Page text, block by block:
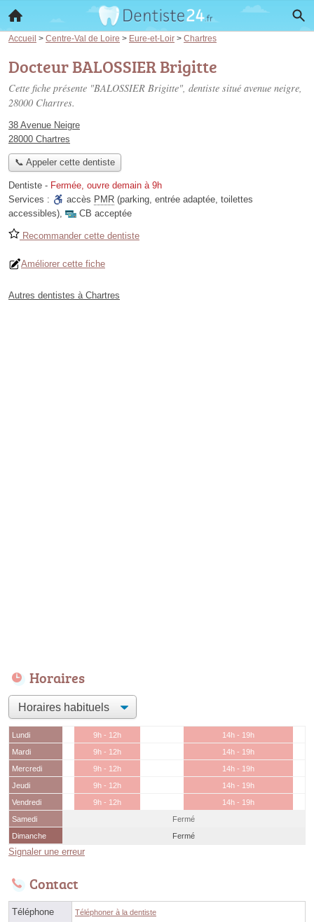
Accueil > Centre-Val de Loire > Eure-et-Loir > Chartres
Docteur BALOSSIER Brigitte
Cette fiche présente "BALOSSIER Brigitte", dentiste situé avenue neigre,
28000 Chartres.
38 Avenue Neigre
28000 Chartres
📞 Appeler cette dentiste
Dentiste - Fermée, ouvre demain à 9h
Services :
accès PMR (parking, entrée adaptée, toilettes
accessibles), CB acceptée
Recommander cette dentiste
Améliorer cette fiche
Autres dentistes à Chartres
Horaires
Lundi 9h - 12h
14h - 19h
Mardi
9h - 12h
14h - 19h
Mercredi
9h - 12h
14h - 19h
Jeudi
9h - 12h
14h - 19h
Vendredi
9h - 12h
14h - 19h
Samedi
Fermé
Dimanche
Fermé
Signaler une erreur
Contact
Téléphone Téléphoner à la dentiste